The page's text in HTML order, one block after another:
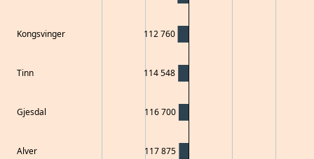
Kongsvinger
Tinn
Gjesdal
Alver
112 760
114 548
116 700
117 875